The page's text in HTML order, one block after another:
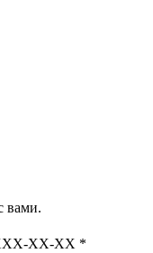
вами.
XX-XX *